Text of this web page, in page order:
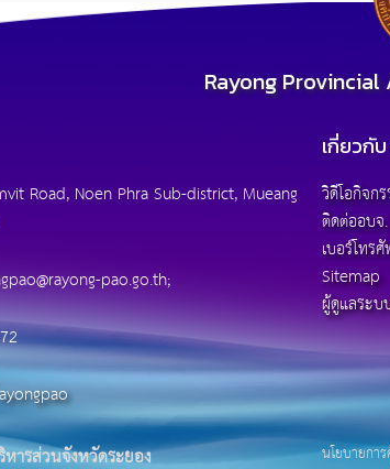
Rayong
Road, Noen Phra Sub-district, Mueang
pao.go.th;
เกี่ยวกั
วิดีโอกิจก
ติดต่ออบจ.
เบอร์โทร
Sitemap
ผู้ดูแลระบ
ารส่วนจังหวัดระยอง นโยบายกา